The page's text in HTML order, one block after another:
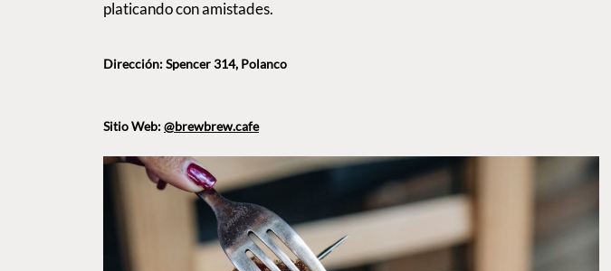
platicando con amistades.
Dirección: Spencer 314, Polanco
Sitio Web:@brewbrew.cafe